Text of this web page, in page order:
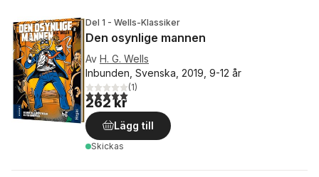
Del 1 - Wells-Klassiker
Den osynlige mannen
Av H. G. Wells
Inbunden, Svenska, 2019, 9-12 år
5,0utav 5 stjärnor. Totalt antal röster:
(1)
262 kr
Lägg till
Skickas